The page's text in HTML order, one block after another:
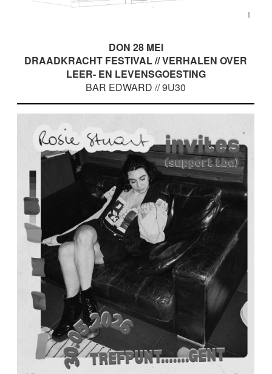
DON 28 MEI
DRAADKRACHT FESTIVAL // VERHALEN OVER
LEER- EN LEVENSGOESTING
BAR EDWARD // 9U30